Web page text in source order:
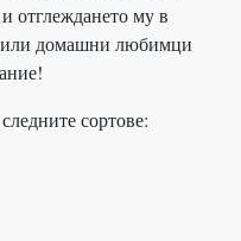
отглеждането му в
домашни любимци
сортове: